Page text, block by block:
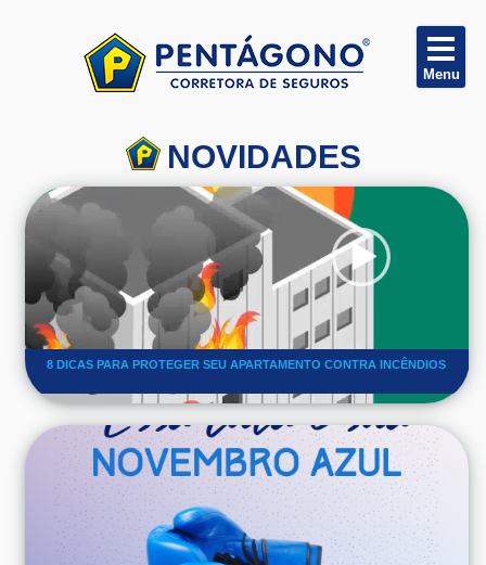
NOVIDADES
8 DICAS PARA PROTEGER SEU APARTAMENTO CONTRA INCÊNDIOS